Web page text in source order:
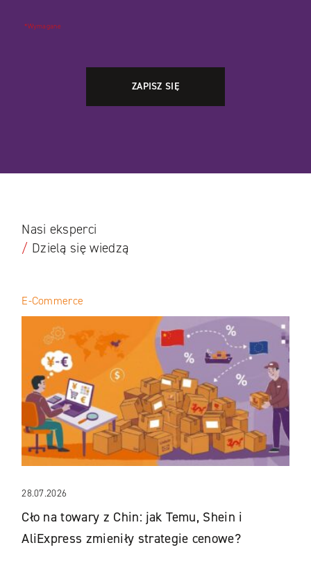
*Wymagane
Nasi eksperci
/ Dzielą się wiedzą
28.07.2026
Cło na towary z Chin: jak Temu, Shein i
AliExpress zmieniły strategie cenowe?
E-Commerce